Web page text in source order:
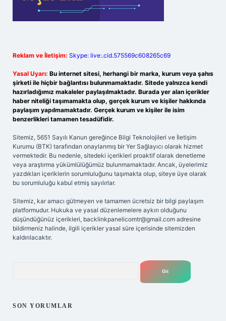
Reklam ve İletişim: Skype: live:.cid.575569c608265c69
Yasal Uyarı: Bu internet sitesi, herhangi bir marka, kurum veya şahıs
şirketi ile hiçbir bağlantısı bulunmamaktadır. Sitede yalnızca kendi
hazırladığımız makaleler paylaşılmaktadır. Burada yer alan içerikler
haber niteliği taşımamakta olup, gerçek kurum ve kişiler hakkında
paylaşım yapılmamaktadır. Gerçek kurum ve kişiler ile isim
benzerlikleri tamamen tesadüfidir.
Sitemiz, 5651 Sayılı Kanun gereğince Bilgi Teknolojileri ve İletişim
Kurumu (BTK) tarafından onaylanmış bir Yer Sağlayıcı olarak hizmet
vermektedir. Bu nedenle, sitedeki içerikleri proaktif olarak denetleme
veya araştırma yükümlülüğümüz bulunmamaktadır. Ancak, üyelerimiz
yazdıkları içeriklerin sorumluluğunu taşımakta olup, siteye üye olarak
bu sorumluluğu kabul etmiş sayılırlar.
Sitemiz, kar amacı gütmeyen ve tamamen ücretsiz bir bilgi paylaşım
platformudur. Hukuka ve yasal düzenlemelere aykırı olduğunu
düşündüğünüz içerikleri, backlinkpanelicomtr@gmail.com adresine
bildirmeniz halinde, ilgili içerikler yasal süre içerisinde sitemizden
kaldırılacaktır.
SON YORUMLAR